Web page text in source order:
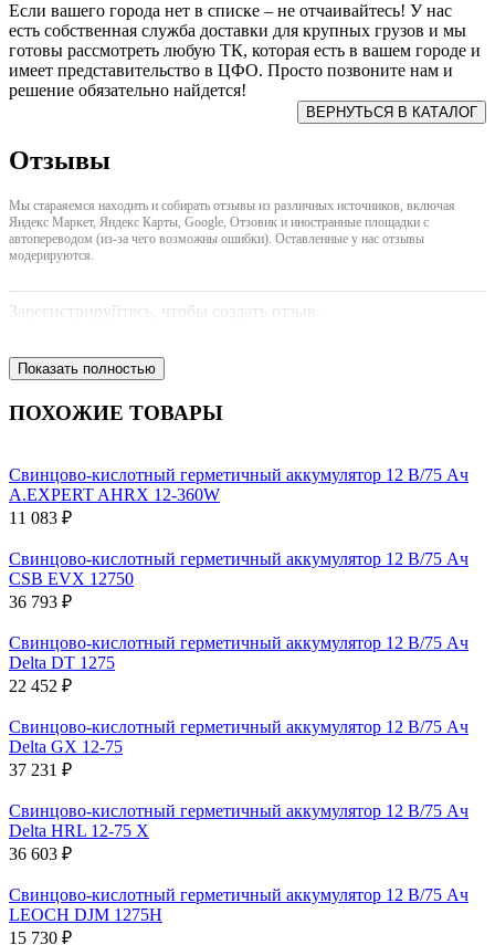
Если вашего города нет в списке – не отчаивайтесь! У нас
есть собственная служба доставки для крупных грузов и мы
готовы рассмотреть любую ТК, которая есть в вашем городе и
имеет представительство в ЦФО. Просто позвоните нам и
решение обязательно найдется!
Отзывы
Мы стараяемся находить и собирать отзывы из различных источников, включая
Яндекс Маркет, Яндекс Карты, Google, Отзовик и иностранные площадки с
автопереводом (из-за чего возможны ошибки). Оставленные у нас отзывы
модерируются.
Зарегистрируйтесь, чтобы создать отзыв.
Показать полностью
ПОХОЖИЕ ТОВАРЫ
Свинцово-кислотный герметичный аккумулятор 12 В/75 Ач
A.EXPERT AHRX 12-360W
11 083 ₽
Свинцово-кислотный герметичный аккумулятор 12 В/75 Ач
CSB EVX 12750
36 793 ₽
Свинцово-кислотный герметичный аккумулятор 12 В/75 Ач
Delta DT 1275
22 452 ₽
Свинцово-кислотный герметичный аккумулятор 12 В/75 Ач
Delta GX 12-75
37 231 ₽
Свинцово-кислотный герметичный аккумулятор 12 В/75 Ач
Delta HRL 12-75 X
36 603 ₽
Свинцово-кислотный герметичный аккумулятор 12 В/75 Ач
LEOCH DJM 1275H
15 730 ₽